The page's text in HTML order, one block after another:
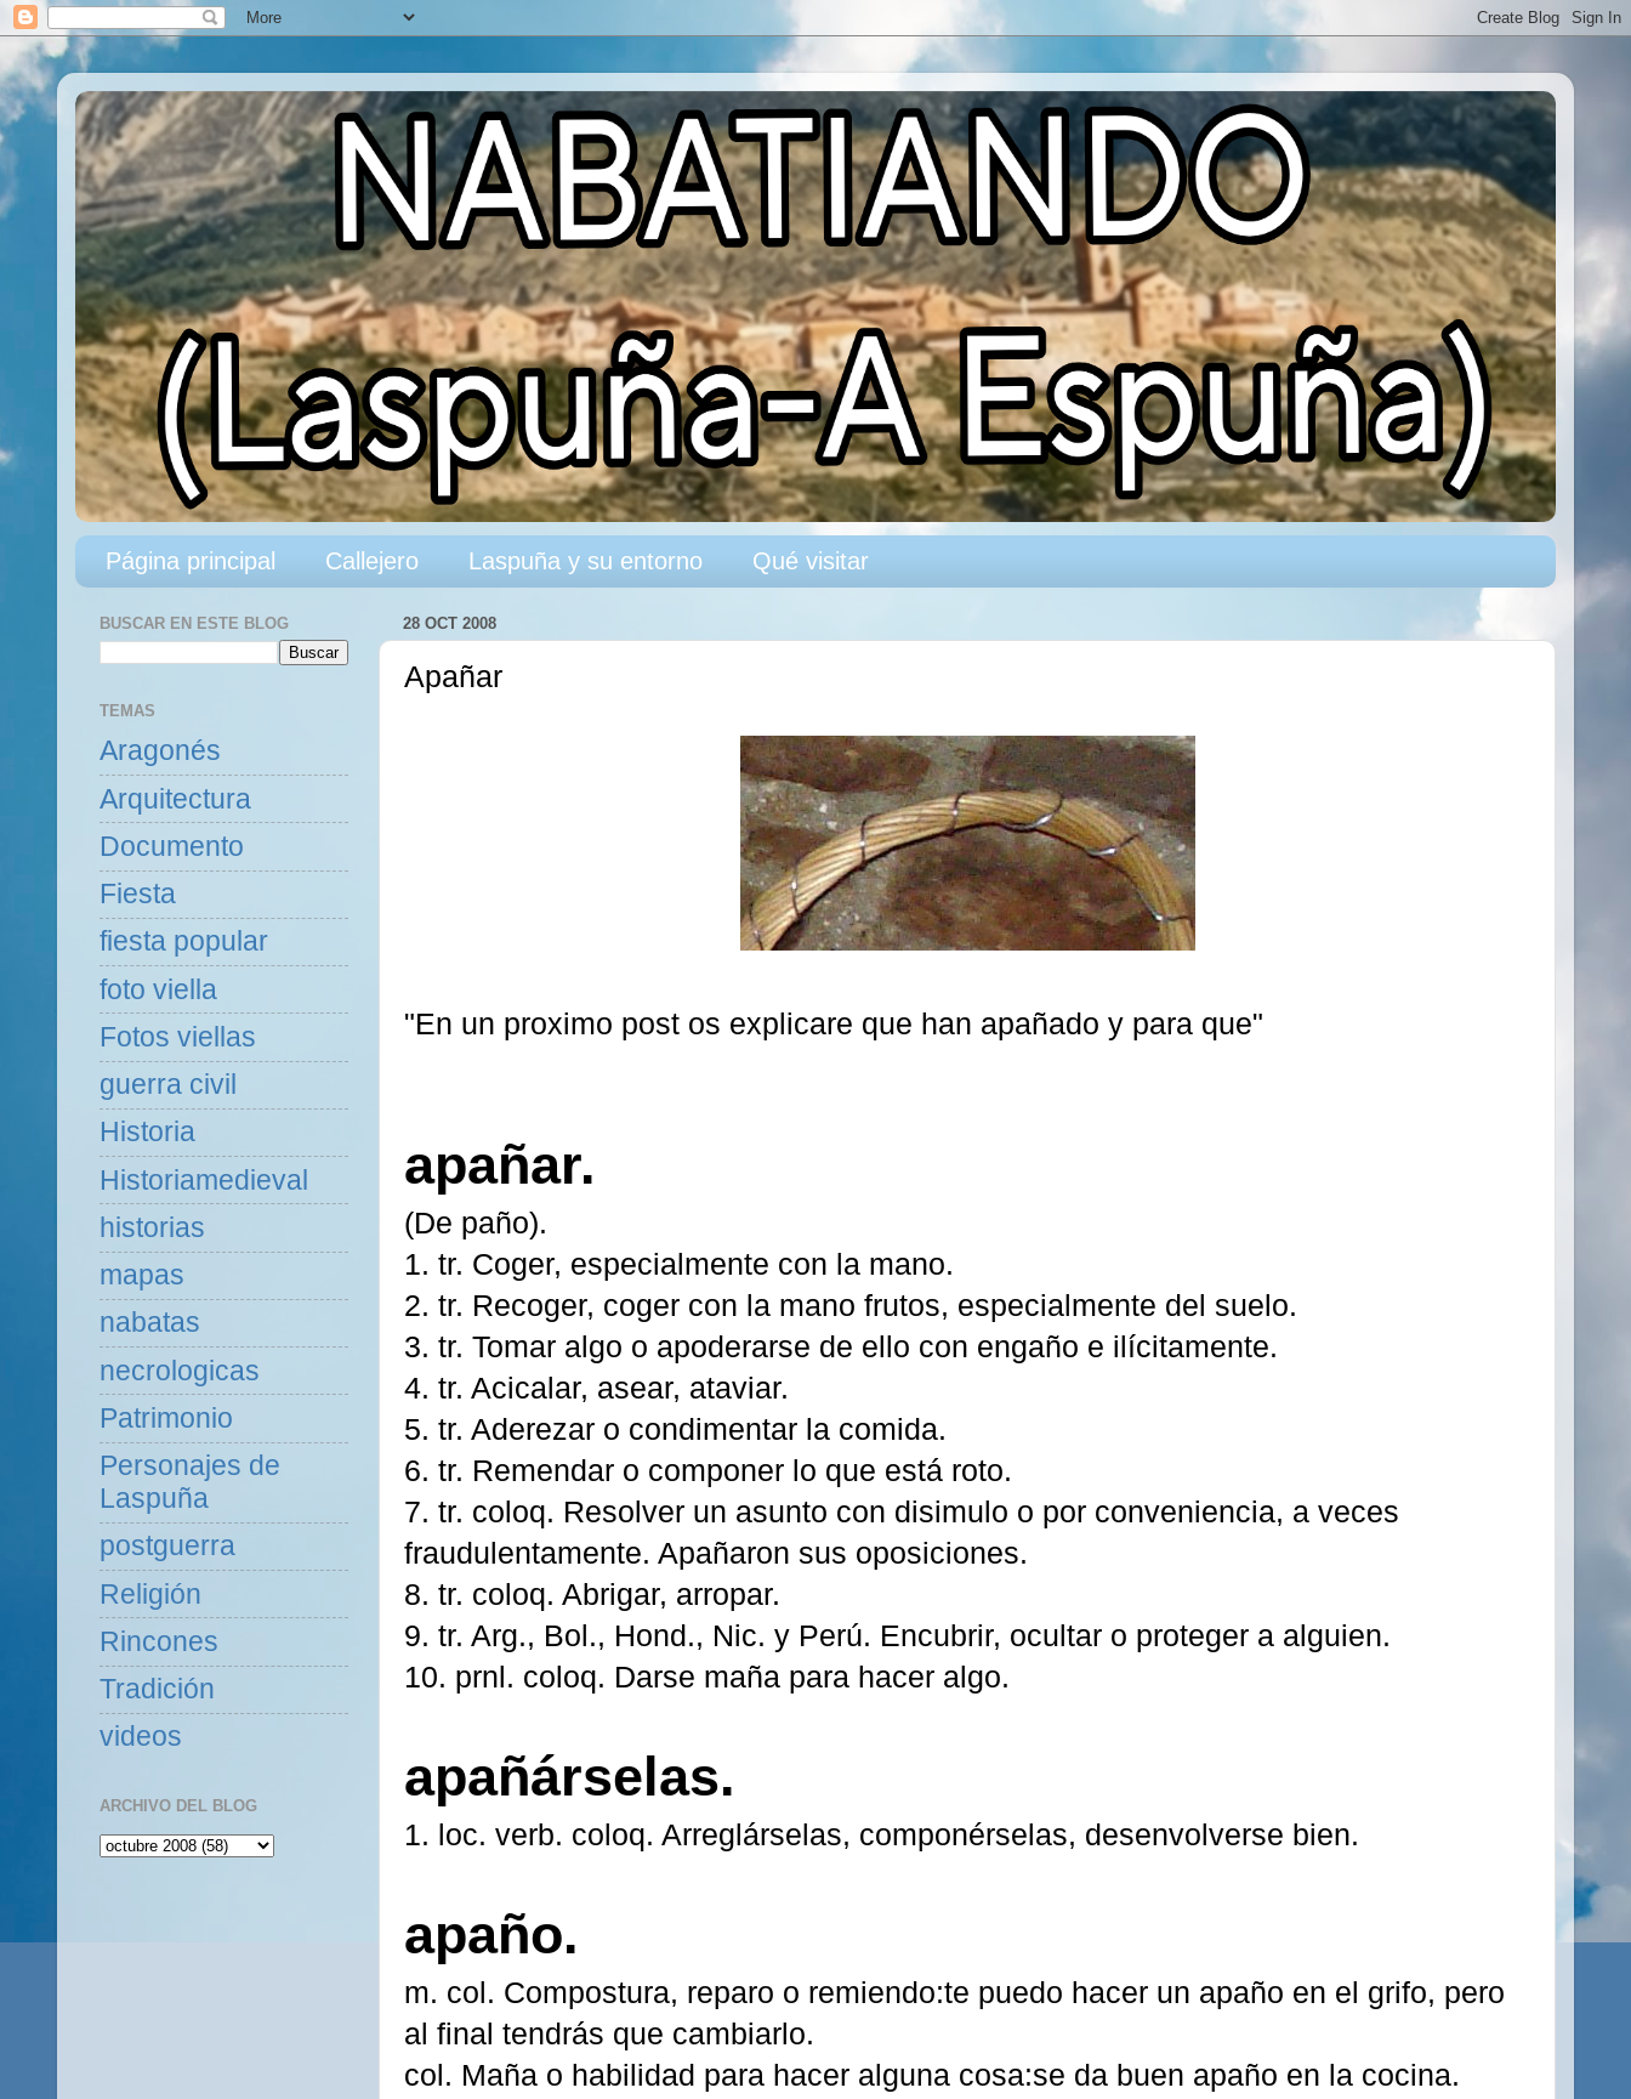
Página principal Callejero Laspuña y su entorno Qué visitar
28 OCT 2008
Apañar
"En un proximo post os explicare que han apañado y para que"
apañar.
(De paño).
1. tr. Coger, especialmente con la mano.
2. tr. Recoger, coger con la mano frutos, especialmente del suelo.
3. tr. Tomar algo o apoderarse de ello con engaño e ilícitamente.
4. tr. Acicalar, asear, ataviar.
5. tr. Aderezar o condimentar la comida.
6. tr. Remendar o componer lo que está roto.
7. tr. coloq. Resolver un asunto con disimulo o por conveniencia, a veces
fraudulentamente. Apañaron sus oposiciones.
8. tr. coloq. Abrigar, arropar.
9. tr. Arg., Bol., Hond., Nic. y Perú. Encubrir, ocultar o proteger a alguien.
10. prnl. coloq. Darse maña para hacer algo.
apañárselas.
1. loc. verb. coloq. Arreglárselas, componérselas, desenvolverse bien.
apaño.
m. col. Compostura, reparo o remiendo:te puedo hacer un apaño en el grifo, pero
al final tendrás que cambiarlo.
col. Maña o habilidad para hacer alguna cosa:se da buen apaño en la cocina.
BUSCAR EN ESTE BLOG
TEMAS
Aragonés
Arquitectura
Documento
Fiesta
fiesta popular
foto viella
Fotos viellas
guerra civil
Historia
Historiamedieval
historias
mapas
nabatas
necrologicas
Patrimonio
Personajes de
Laspuña
postguerra
Religión
Rincones
Tradición
videos
ARCHIVO DEL BLOG